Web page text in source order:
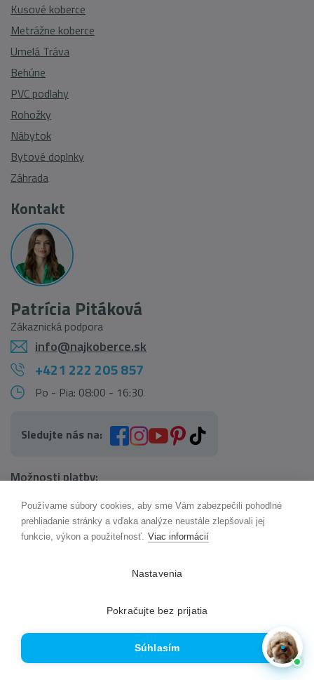
Kusové koberce
Metrážne koberce
Umelá Tráva
Behúne
PVC podlahy
Rohožky
Nábytok
Bytové doplnky
Záhrada
Kontakt
Patrícia Pitáková
Zákaznická podpora
info@najkoberce.sk
+421 222 205 857
Po - Pia: 08:00 - 16:30
Sledujte nás na:
Možnosti platby:
© 2017 - 2026 Najkoberce.sk | Všetky práva vyhradené
Používame súbory cookies, aby sme Vám zabezpečili pohodlné
prehliadanie stránky a vďaka analýze neustále zlepšovali jej
funkcie, výkon a použiteľnosť. Viac informácií
Nastavenia
Pokračujte bez prijatia
Súhlasím
AI pomocník Maxík
Online